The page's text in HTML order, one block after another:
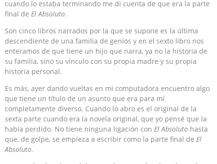
cuando lo estaba terminando me di cuenta de que era la parte
final de El Absoluto.
Son cinco libros narrados por la que se supone es la última
descendiente de una familia de genios y en el sexto libro nos
enteramos de que tiene un hijo que narra, ya no la historia de
su familia, sino su vínculo con su propia madre y su propia
historia personal.
Es más, ayer dando vueltas en mi computadora encuentro algo
que tiene un título de un asunto que era para mí
completamente diverso. Cuando lo abro es el original de la
sexta parte cuando era la novela original, que yo pensé que la
había perdido. No tiene ninguna ligación con El Absoluto hasta
que, de golpe, se empieza a escribir como la parte final de El
Absoluto.